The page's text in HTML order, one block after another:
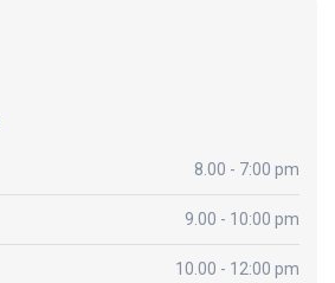
8.00 - 7:00 pm
9.00 - 10:00 pm
10.00 - 12:00 pm